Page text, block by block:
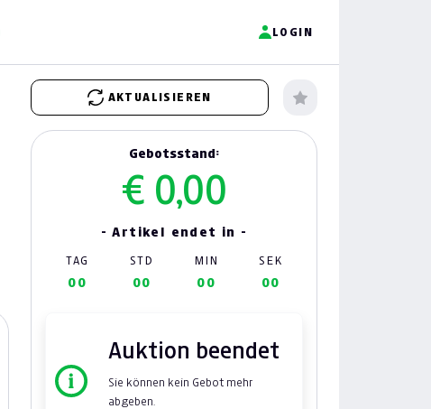
LOGIN
AKTUALISIEREN
Gebotsstand:
€ 0,00
- Artikel endet in -
TAG STD MIN SEK
00 00 00 00
Auktion beendet
Sie können kein Gebot mehr
abgeben.